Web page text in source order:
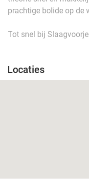
prachtige bolide op de
Tot snel bij
Locaties